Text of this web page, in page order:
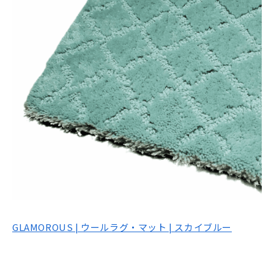
GLAMOROUS | ウールラグ・マット | スカイブルー